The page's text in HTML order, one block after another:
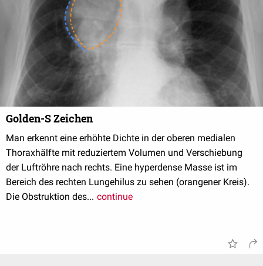
Golden-S Zeichen
Man erkennt eine erhöhte Dichte in der oberen medialen
Thoraxhälfte mit reduziertem Volumen und Verschiebung
der Luftröhre nach rechts. Eine hyperdense Masse ist im
Bereich des rechten Lungehilus zu sehen (orangener Kreis).
Die Obstruktion des... continue